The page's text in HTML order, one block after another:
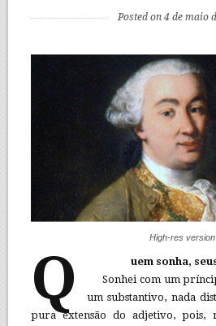
Posted on 4 de maio
High-res version
Q
uem sonha,
Sonhei com um
um substantivo, nada
pura extensão do adjetivo, pois,